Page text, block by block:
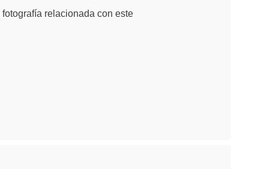
relacionada con este